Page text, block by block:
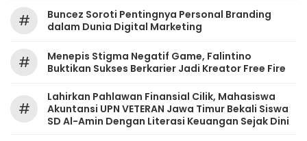
#
‎Buncez Soroti Pentingnya Personal Branding
dalam Dunia Digital Marketing
#
Menepis Stigma Negatif Game, Falintino
Buktikan Sukses Berkarier Jadi Kreator Free Fire
#
Lahirkan Pahlawan Finansial Cilik, Mahasiswa
Akuntansi UPN VETERAN Jawa Timur Bekali Siswa
SD Al-Amin Dengan Literasi Keuangan Sejak Dini